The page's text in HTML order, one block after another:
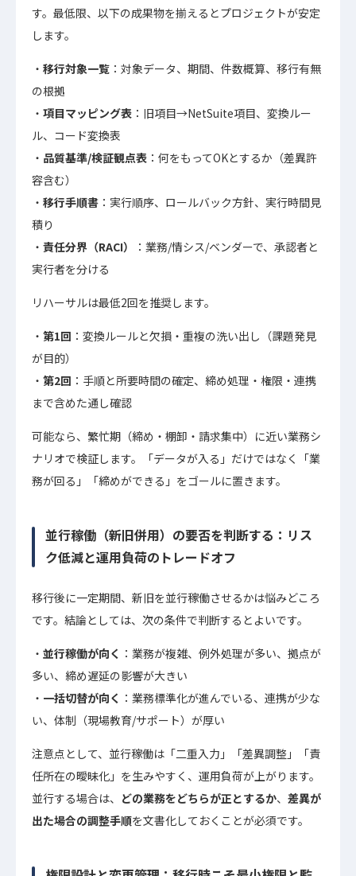
す。最低限、以下の成果物を揃えるとプロジェクトが安定
します。
移行対象一覧 ：対象データ、期間、件数概算、移行有無
の根拠
項目マッピング表 ：旧項目→NetSuite項目、変換ルー
ル、コード変換表
品質基準/検証観点表 ：何をもってOKとするか（差異許
容含む）
移行手順書 ：実行順序、ロールバック方針、実行時間見
積り
責任分界（RACI）
：業務/情シス/ベンダーで、承認者と
実行者を分ける
リハーサルは最低2回を推奨します。
第1回 ：変換ルールと欠損・重複の洗い出し（課題発見
が目的）
第2回 ：手順と所要時間の確定、締め処理・権限・連携
まで含めた通し確認
可能なら、繁忙期（締め・棚卸・請求集中）に近い業務シ
ナリオで検証します。「データが入る」だけではなく「業
務が回る」「締めができる」をゴールに置きます。
並行稼働（新旧併用）の要否を判断する：リス
ク低減と運用負荷のトレードオフ
移行後に一定期間、新旧を並行稼働させるかは悩みどころ
です。結論としては、次の条件で判断するとよいです。
並行稼働が向く ：業務が複雑、例外処理が多い、拠点が
多い、締め遅延の影響が大きい
一括切替が向く ：業務標準化が進んでいる、連携が少な
い、体制（現場教育/サポート）が厚い
注意点として、並行稼働は「二重入力」「差異調整」「責
任所在の曖昧化」を生みやすく、運用負荷が上がります。
並行する場合は、 どの業務をどちらが正とするか、 差異が
出た場合の調整手順を文書化しておくことが必須です。